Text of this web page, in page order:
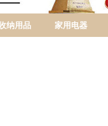
纳用品 家用电器